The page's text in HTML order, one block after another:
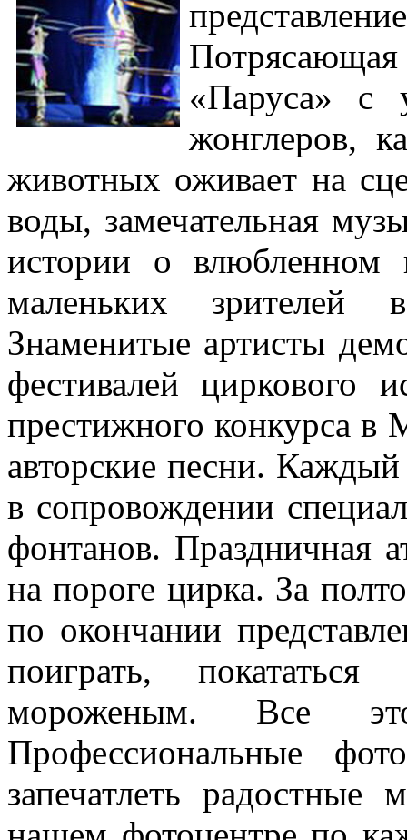
«Паруса» с
жонглеров,
животных оживает на
воды, замечательная
истории о влюбленном
маленьких
Знаменитые артисты
фестивалей циркового
престижного конкурса
авторские песни.
в сопровождении
фонтанов. Праздничная
на пороге цирка. За
по окончании
поиграть,
мороженым. Все
Профессиональные
запечатлеть